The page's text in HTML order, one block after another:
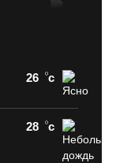
26 c
28 c